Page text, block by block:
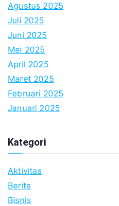
Agustus 2025
Juli 2025
Juni 2025
Mei 2025
April 2025
Maret 2025
Februari 2025
Januari 2025
Kategori
Aktivitas
Berita
Bisnis